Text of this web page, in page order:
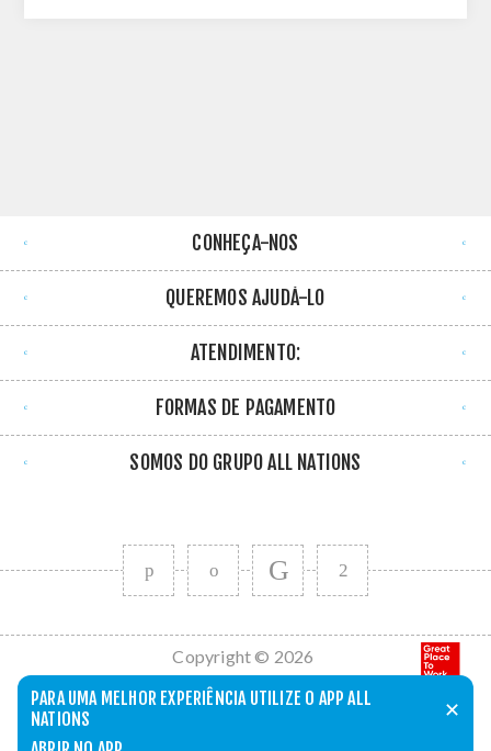
PARA UMA MELHOR EXPERIÊNCIA UTILIZE O APP ALL
NATIONS
✕
CONHEÇA-NOS
QUEREMOS AJUDÁ-LO
ATENDIMENTO:
FORMAS DE PAGAMENTO
SOMOS DO GRUPO ALL NATIONS
Copyright © 2026
All Nations. Todos
os direitos